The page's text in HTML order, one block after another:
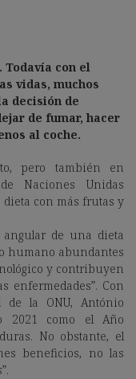
Todavía con el
vidas, muchos
decisión de
de fumar, hacer
al coche.
pero también en
Naciones Unidas
con más frutas y
de una dieta
humano abundantes
y contribuyen
enfermedades”. Con
de la ONU, António
2021 como el
Año
No obstante, el
beneficios, no las